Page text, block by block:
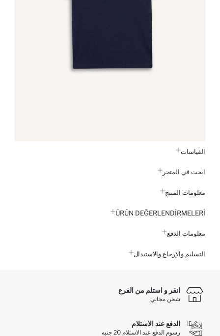
القياسات
ابحث في المتجر
معلومات المنتج
ÜRÜN DEĞERLENDİRMELERİ
معلومات الدفع
التسليم والإرجاع والاستبدال
انقر و استلم من الفرع
شحن مجاني
الدفع عند الاستلام
رسوم الدفع عند الاستلام 20 جنيه